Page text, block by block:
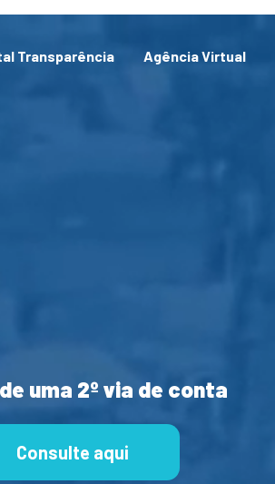
Transparência Agência Virtual
uma 2º via de conta
Consulte aqui